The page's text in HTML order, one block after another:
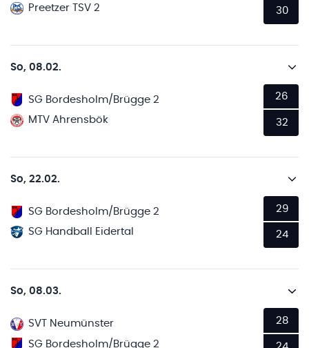
Preetzer TSV 2
30
So, 08.02.
SG Bordesholm/Brügge 2
MTV Ahrensbök
26
32
So, 22.02.
SG Bordesholm/Brügge 2
SG Handball Eidertal
29
24
So, 08.03.
SVT Neumünster
SG Bordesholm/Brügge 2
28